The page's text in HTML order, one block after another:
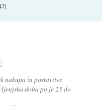
)
:
nakupa in postavitve
doba pa je 25 do